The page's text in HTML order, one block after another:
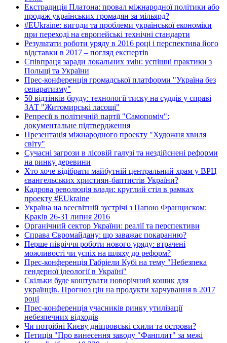
Екстрадиція Платона: провал міжнародної політики або
продаж українських громадян за мільярд?
#EUkraine: вигоди та проблеми української економіки
при переході на європейські технічні стандарти
Результати роботи уряду в 2016 році і перспектива його
відставки в 2017 – погляд експертів
Співпраця заради локальних змін: успішні практики з
Польщі та України
Прес-конференція громадської платформи "Україна без
сепаратизму"
50 відтінків бруду: технології тиску на суддів у справі
ЗАТ "Житомирські ласощі"
Репресії в політичній партії "Самопоміч":
документальне підтвердження
Презентація міжнародного проекту "Художня хвиля
світу"
Сучасні загрози в лісовій галузі та нездійснені реформи
на ринку деревини
Хто хоче відібрати майбутній центральний храм у ВРЦ
євангельських християн-баптистів України?
Кадрова революція влади: круглий стіл в рамках
проекту #EUkraine
Україна на всесвітній зустрічі з Папою Франциском:
Краків 26-31 липня 2016
Органічний сектор України: реалії та перспективи
Справа Євромайдану: що заважає покаранню?
Перше півріччя роботи нового уряду: втрачені
можливості чи успіх на шляху до реформ?
Прес-конференція Габріели Кубі на тему "Небезпека
гендерної ідеології в Україні"
Скільки буде коштувати новорічний кошик для
українців. Прогноз цін на продукти харчування в 2017
році
Прес-конференція учасників ринку утилізації
небезпечних відходів
Чи потрібні Києву дніпровські схили та острови?
Петиція "Про винесення заводу "Фанплит" за межі